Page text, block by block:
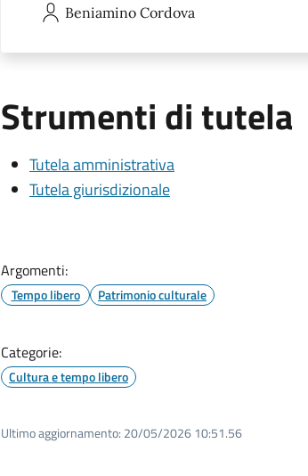
Beniamino Cordova
Strumenti di tutela
Tutela amministrativa
Tutela giurisdizionale
Argomenti:
Tempo libero Patrimonio culturale
Categorie:
Cultura e tempo libero
Ultimo aggiornamento: 20/05/2026 10:51.56